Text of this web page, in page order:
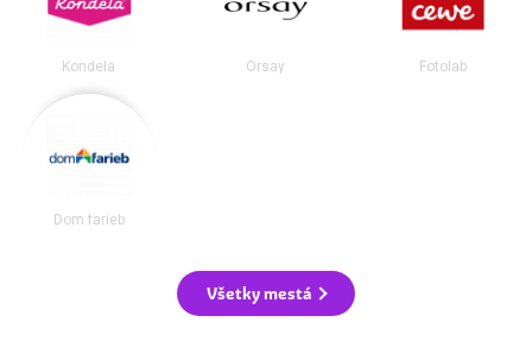
Kondela Orsay Fotolab
Dom farieb
Všetky mestá